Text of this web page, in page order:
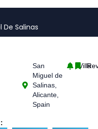
Salinas
San
Miguel de
Salinas,
Alicante,
Spain
Villa